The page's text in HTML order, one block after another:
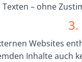
Texten – ohne
3.
Websites
Inhalte auch